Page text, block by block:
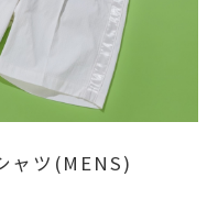
ャツ(MENS)